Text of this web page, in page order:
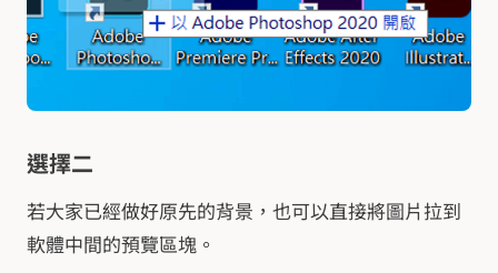
選擇二
若大家已經做好原先的背景，也可以直接將圖片拉到
軟體中間的預覽區塊。